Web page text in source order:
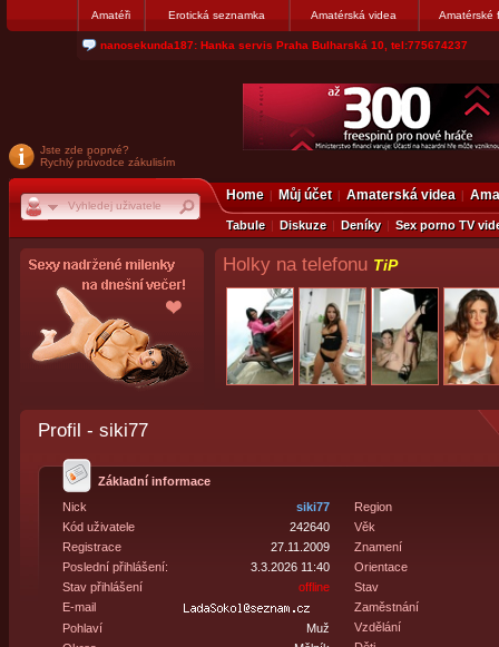
Amatéři Erotická seznamka Amatérská videa Amatérské
jjoseff: Najde se par, ktery nekdy přemýšlel o divákovi. Napiste
Jste zde poprvé?
Rychlý průvodce zákulisím
Home Můj účet Amaterská videa
Tabule Diskuze Deníky Sex porno TV
Holky na telefonu TiP
Profil - siki77
Základní informace
Nick
siki77
Kód uživatele
242640
Registrace
27.11.2009
Poslední přihlášení:
3.3.2026 11:40
Stav přihlášení
offline
E-mail
Pohlaví
Muž
Region
Věk
Znamení
Orientace
Stav
Zaměstnání
Vzdělání